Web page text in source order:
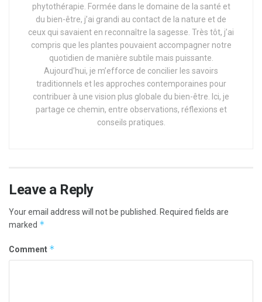
phytothérapie. Formée dans le domaine de la santé et
du bien-être, j’ai grandi au contact de la nature et de
ceux qui savaient en reconnaître la sagesse. Très tôt, j’ai
compris que les plantes pouvaient accompagner notre
quotidien de manière subtile mais puissante.
Aujourd’hui, je m’efforce de concilier les savoirs
traditionnels et les approches contemporaines pour
contribuer à une vision plus globale du bien-être. Ici, je
partage ce chemin, entre observations, réflexions et
conseils pratiques.
Leave a Reply
Your email address will not be published.
Required fields are
marked *
Comment *